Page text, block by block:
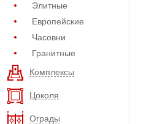
Элитные
Европейские
Часовни
Гранитные
Комплексы
Цоколя
Ограды